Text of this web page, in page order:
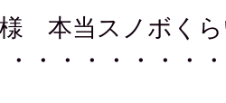
本当スノボく
・・・・・・・・